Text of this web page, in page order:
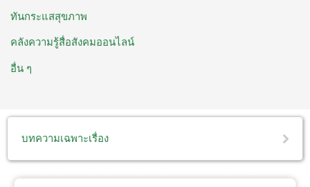
ทันกระแสสุขภาพ
คลังความรู้สื่อสังคมออนไลน์
อื่น ๆ
บทความเฉพาะเรื่อง